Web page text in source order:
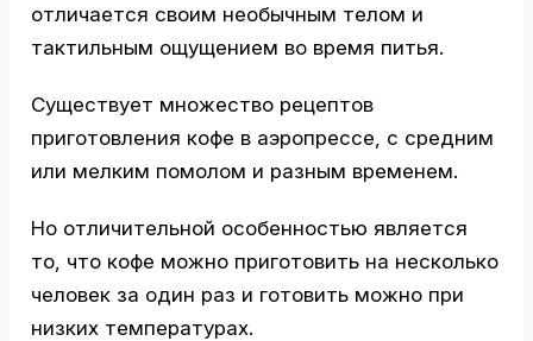
отличается своим необычным телом и
тактильным ощущением во время питья.
Существует множество рецептов
приготовления кофе в аэропрессе, с средним
или мелким помолом и разным временем.
Но отличительной особенностью является
то, что кофе можно приготовить на несколько
человек за один раз и готовить можно при
низких температурах.